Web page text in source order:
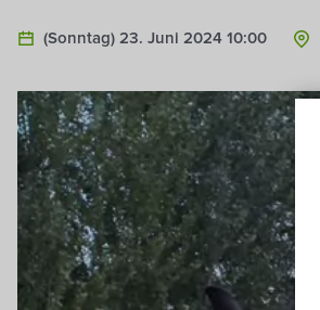
(Sonntag) 23. Juni 2024 10:00